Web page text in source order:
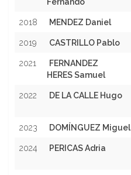
2018 MENDEZ Daniel
2019 CASTRILLO Pablo
2021
FERNANDEZ
HERES Samuel
2022 DE LA CALLE Hugo
2023 DOMÍNGUEZ Miguel
2024 PERICAS Adria